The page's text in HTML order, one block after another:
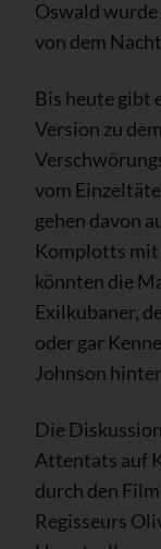
Oswald wurde
von dem
Bis heute gibt
Version zu
vom
gehen davon
Komplotts mit
könnten die
Exilkubaner,
oder gar
Johnson
Die
Attentats auf
durch den
Regisseurs